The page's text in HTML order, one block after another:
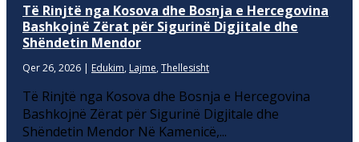
Të Rinjtë nga Kosova dhe Bosnja e Hercegovina
Bashkojnë Zërat për Sigurinë Digjitale dhe
Shëndetin Mendor
Qer 26, 2026 | Edukim, Lajme, Thellesisht
Të Rinjtë nga Kosova dhe Bosnja e Hercegovina
Bashkojnë Zërat për Sigurinë Digjitale dhe
Shëndetin Mendor Në Kamenicë,...